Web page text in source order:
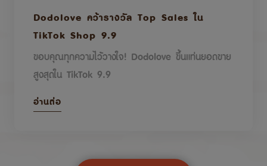
Dodolove คว้ารางวัล Top Sales ใน
TikTok Shop 9.9
ขอบคุณทุกความไว้วางใจ! Dodolove ขึ้นแท่นยอดขาย
สูงสุดใน TikTok 9.9
อ่านต่อ